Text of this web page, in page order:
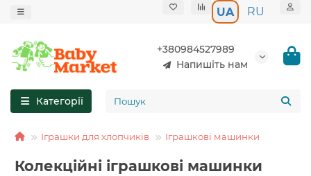
UA RU
+380984527989
Напишіть нам
Категорії
Іграшки для хлопчиків Іграшкові машинки
Колекційні іграшкові машинки